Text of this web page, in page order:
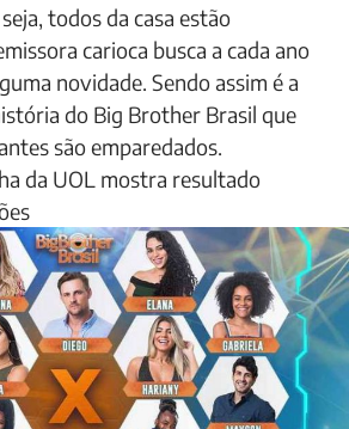
todos da casa estão
carioca busca a cada ano
novidade. Sendo assim é a
do Big Brother Brasil que
são emparedados.
da UOL mostra resultado